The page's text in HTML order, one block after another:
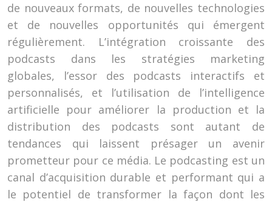
de nouveaux formats, de nouvelles technologies
et de nouvelles opportunités qui émergent
régulièrement. L’intégration croissante des
podcasts dans les stratégies marketing
globales, l’essor des podcasts interactifs et
personnalisés, et l’utilisation de l’intelligence
artificielle pour améliorer la production et la
distribution des podcasts sont autant de
tendances qui laissent présager un avenir
prometteur pour ce média. Le podcasting est un
canal d’acquisition durable et performant qui a
le potentiel de transformer la façon dont les